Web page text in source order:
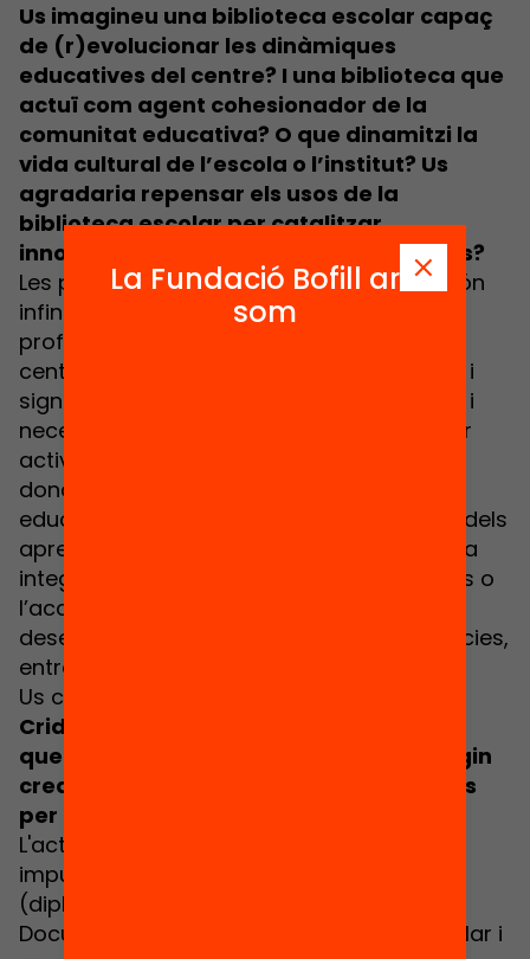
Us imagineu una biblioteca escolar capaç
de (r)evolucionar les dinàmiques
educatives del centre? I una biblioteca que
actuï com agent cohesionador de la
comunitat educativa? O que dinamitzi la
vida cultural de l’escola o l’institut? Us
agradaria repensar els usos de la
biblioteca escolar per catalitzar
innovacions i millorar els aprenentatges?
Les possibilitats de la biblioteca escolar són
infinites a l’hora de donar suport al
professorat, apoderar a les famílies del
centre i contribuir a una educació integral i
significativa d’un alumnat amb interessos i
necessitat diverses. Una biblioteca escolar
activa, viva i integrada té la capacitat de
donar resposta a alguns dels reptes
educatius actuals com la personalització dels
aprenentatges, la innovació tecnològica, la
integració de les alfabetitzacions múltiples o
l’accés a continguts de qualitat per al
desenvolupament d’habilitats i competències,
entre d'altres.
Us convidem a l'acte de presentació de la
Crida BIBLIO(r)EVOLUCIÓ, una iniciativa
que busca centres educatius que desitgin
crear col·lectivament nous usos i models
per a la seva biblioteca escolar
L'acte estarà conduït i dinamitzat per les
impulsores de la crida
(diplomada en Biblioteconomia i
Documentació i Màster en Biblioteca escolar i
La Fundació Bofill ara
som